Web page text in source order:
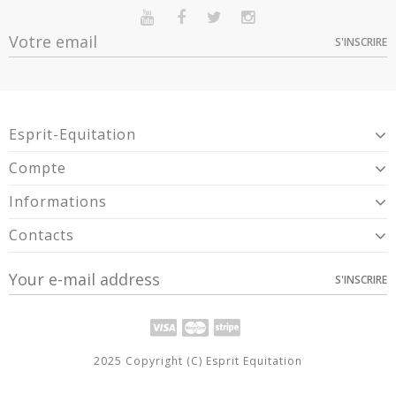
S'INSCRIRE
Esprit-Equitation
Compte
Informations
Contacts
2025 Copyright (C) Esprit Equitation
S'INSCRIRE